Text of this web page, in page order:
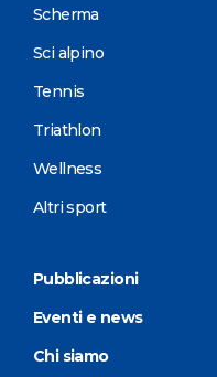
Scherma
Sci alpino
Tennis
Triathlon
Wellness
Altri sport
Pubblicazioni
Eventi e news
Chi siamo